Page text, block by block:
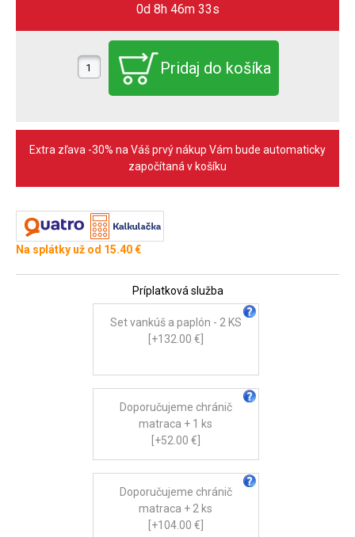
0d 8h 46m 31s
Extra zľava -30% na Váš prvý nákup Vám bude automaticky
započítaná v košíku
Na splátky už od 15.40 €
Príplatková služba
Set vankúš a paplón - 2 KS
[+132.00 €]
Doporučujeme chránič
matraca + 1 ks
[+52.00 €]
Doporučujeme chránič
matraca + 2 ks
[+104.00 €]